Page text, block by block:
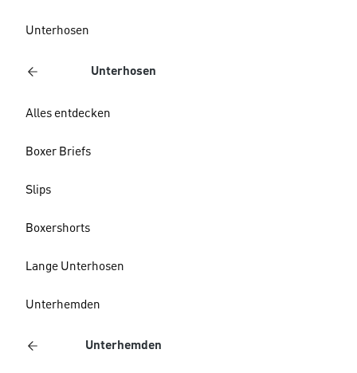
Unterhosen
Unterhosen
Alles entdecken
Boxer Briefs
Slips
Boxershorts
Lange Unterhosen
Unterhemden
Unterhemden